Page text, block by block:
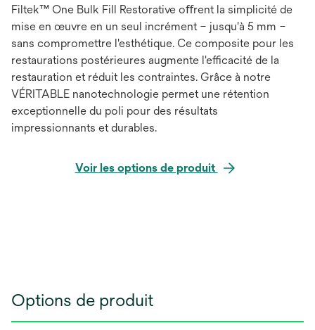
Filtek™ One Bulk Fill Restorative oﬀrent la simplicité de
mise en œuvre en un seul incrément – jusqu'à 5 mm –
sans compromettre l'esthétique. Ce composite pour les
restaurations postérieures augmente l'efficacité de la
restauration et réduit les contraintes. Grâce à notre
VÉRITABLE nanotechnologie permet une rétention
exceptionnelle du poli pour des résultats
impressionnants et durables.
Voir les options de produit
Options de produit